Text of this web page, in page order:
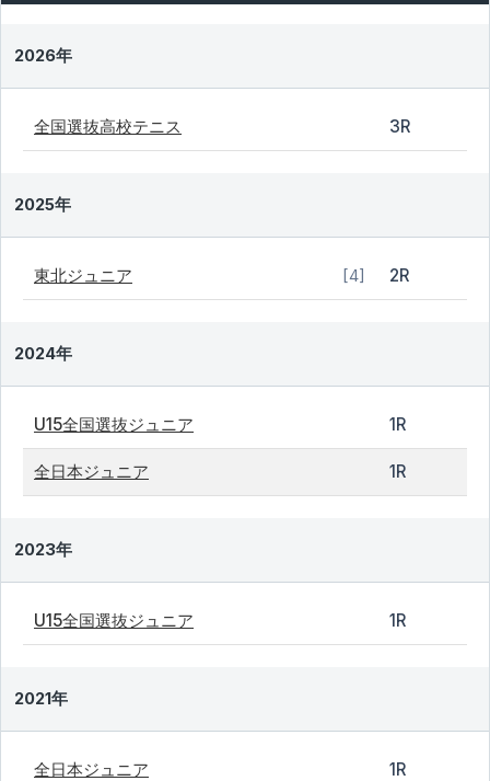
2026年
全国選抜高校テニス 3R
2025年
東北ジュニア [4] 2R
2024年
U15全国選抜ジュニア 1R
全日本ジュニア 1R
2023年
U15全国選抜ジュニア 1R
2021年
全日本ジュニア 1R